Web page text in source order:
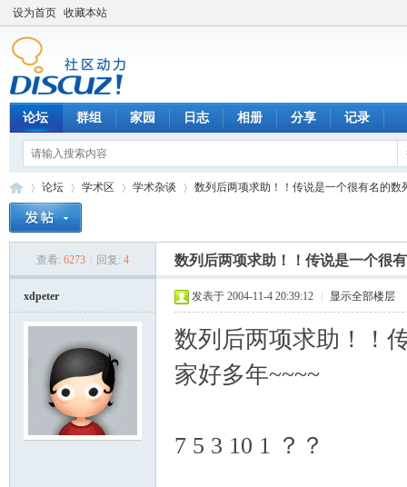
设为首页 收藏本站
论坛 群组 家园 日志 相册 分享 记录
论坛
›
学术区
›
学术杂谈
›
数列后两项求助！！传说是一个很有名的数
查看: 6273 回复: 4 数列后两项求助！！传说是一个很
xdpeter 发表于 2004-11-4 20:39:12 显示全部楼层
数列后两项求助！！
家好多年~~~~
7 5 3 10 1 ？？